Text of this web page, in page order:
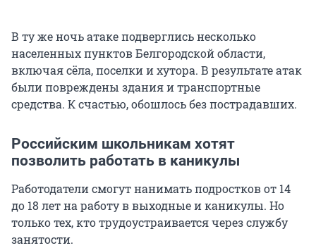
В ту же ночь атаке подверглись несколько
населенных пунктов Белгородской области,
включая сёла, поселки и хутора. В результате атак
были повреждены здания и транспортные
средства. К счастью, обошлось без пострадавших.
Российским школьникам хотят
позволить работать в каникулы
Работодатели смогут нанимать подростков от 14
до 18 лет на работу в выходные и каникулы. Но
только тех, кто трудоустраивается через службу
занятости.